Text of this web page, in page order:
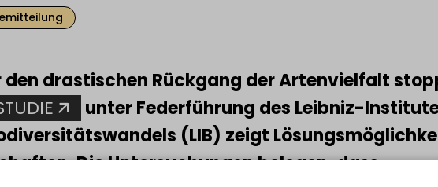
den drastischen Rückgang der Artenvielfalt
unter Federführung des Leibniz-
(LIB) zeigt
Die Untersuchungen belegen, dass